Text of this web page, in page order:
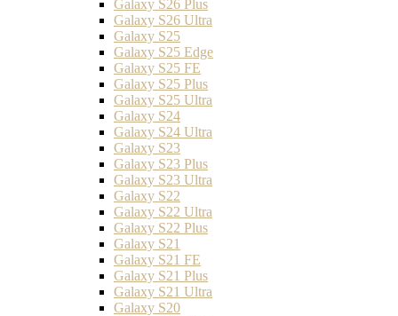
Galaxy S26 Plus
Galaxy S26 Ultra
Galaxy S25
Galaxy S25 Edge
Galaxy S25 FE
Galaxy S25 Plus
Galaxy S25 Ultra
Galaxy S24
Galaxy S24 Ultra
Galaxy S23
Galaxy S23 Plus
Galaxy S23 Ultra
Galaxy S22
Galaxy S22 Ultra
Galaxy S22 Plus
Galaxy S21
Galaxy S21 FE
Galaxy S21 Plus
Galaxy S21 Ultra
Galaxy S20